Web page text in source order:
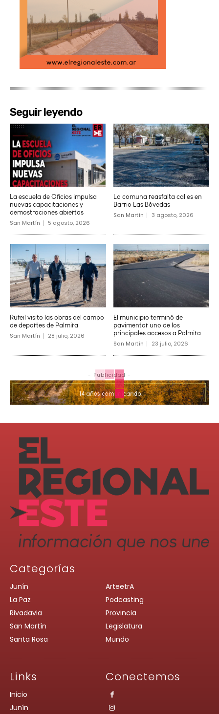
Seguir leyendo
La escuela de Oficios impulsa
nuevas capacitaciones y
demostraciones abiertas
San Martín 5 agosto, 2026
La comuna reasfalta calles en
Barrio Las Bóvedas
San Martín 3 agosto, 2026
Rufeil visito las obras del campo
de deportes de Palmira
San Martín 28 julio, 2026
El municipio terminó de
pavimentar uno de los
principales accesos a Palmira
San Martín 23 julio, 2026
- Publicidad -
Categorías
Junín
La Paz
Rivadavia
San Martín
Santa Rosa
ArteetrA
Podcasting
Provincia
Legislatura
Mundo
Links
Inicio
Junín
Conectemos